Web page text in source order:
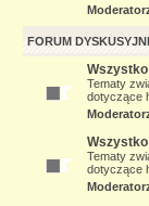
FORUM
Tematy
dotyczące
Tematy
dotyczące